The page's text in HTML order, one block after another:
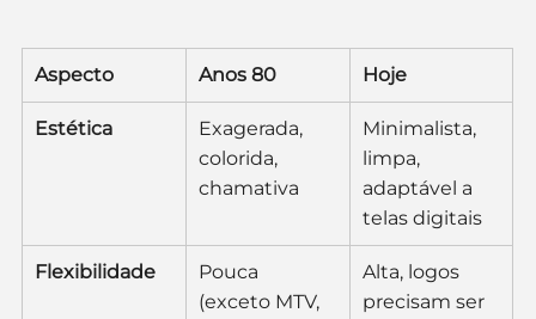
Aspecto Anos 80 Hoje
Estética
Exagerada,
colorida,
chamativa
Minimalista,
limpa,
adaptável a
telas digitais
Flexibilidade
Pouca
(exceto MTV,
Alta, logos
precisam ser